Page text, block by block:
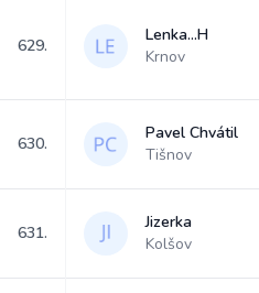
629.
Lenka...H
Krnov
630.
Pavel Chvátil
Tišnov
631.
Jizerka
Kolšov